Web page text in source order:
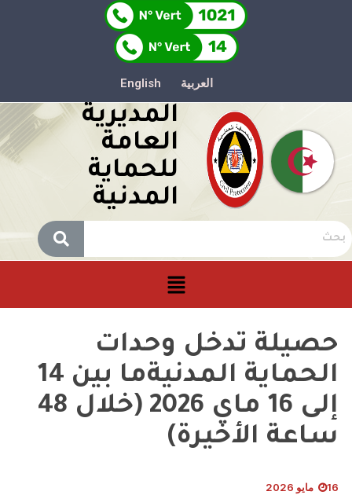
العربية English
المديرية
العامة
للحماية
المدنية
حصيلة تدخل وحدات
الحماية المدنيةما بين 14
إلى 16 ماي 2026 (خلال 48
ساعة الأخيرة)
16 مايو 2026